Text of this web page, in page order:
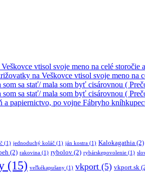
vtisol svoje meno na celé storočie
na Veškovce vtisol svoje meno na
sa stať/ mala som byť cisárovnou (
sa stať/ mala som byť cisárovnou (
papiernictvo, po vojne Fábryho
(1) jednoduchý koláč (1) ján kostra (1) Kalokagathia (2)
(2) rakovina (1) rybolov (2) rybárskepovolenie (1)
(15) veľkékapušany (1) vkport (5) vkport.sk